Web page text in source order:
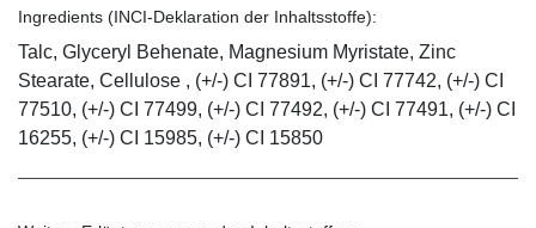
Ingredients (INCI-Deklaration der Inhaltsstoffe):
Talc, Glyceryl Behenate, Magnesium Myristate, Zinc
Stearate, Cellulose , (+/-) CI 77891, (+/-) CI 77742, (+/-) CI
77510, (+/-) CI 77499, (+/-) CI 77492, (+/-) CI 77491, (+/-) CI
16255, (+/-) CI 15985, (+/-) CI 15850